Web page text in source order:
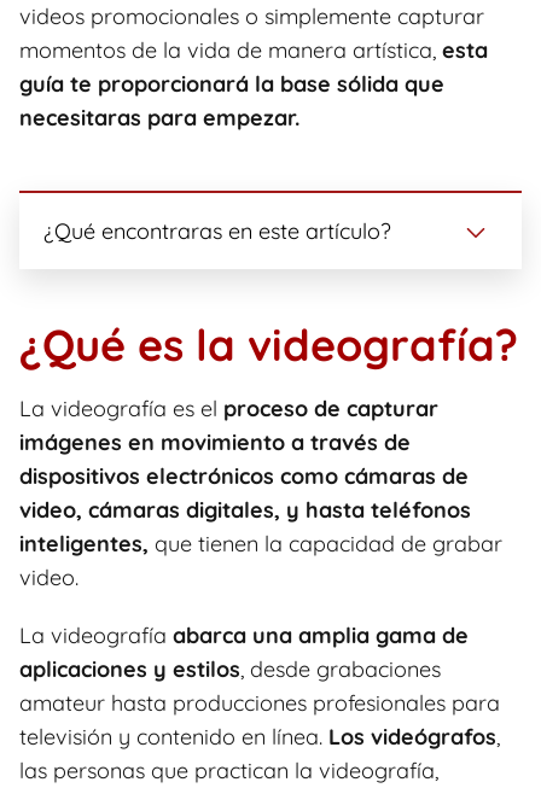
videos promocionales o simplemente capturar
momentos de la vida de manera artística, esta
guía te proporcionará la base sólida que
necesitaras para empezar.
¿Qué encontraras en este artículo?
¿Qué es la videografía?
La videografía es el proceso de capturar
imágenes en movimiento a través de
dispositivos electrónicos como cámaras de
video, cámaras digitales, y hasta teléfonos
inteligentes, que tienen la capacidad de grabar
video.
La videografía abarca una amplia gama de
aplicaciones y estilos, desde grabaciones
amateur hasta producciones profesionales para
televisión y contenido en línea. Los videógrafos,
las personas que practican la videografía,